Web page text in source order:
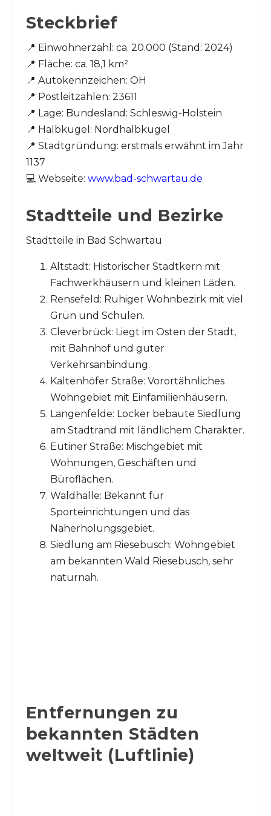
Steckbrief
📍 Einwohnerzahl: ca. 20.000 (Stand: 2024)
📍 Fläche: ca. 18,1 km²
📍 Autokennzeichen: OH
📍 Postleitzahlen: 23611
📍 Lage: Bundesland: Schleswig-Holstein
📍 Halbkugel: Nordhalbkugel
📍 Stadtgründung: erstmals erwähnt im Jahr
1137
💻 Webseite: www.bad-schwartau.de
Stadtteile und Bezirke
Stadtteile in Bad Schwartau
Altstadt: Historischer Stadtkern mit
Fachwerkhäusern und kleinen Läden.
Rensefeld: Ruhiger Wohnbezirk mit viel
Grün und Schulen.
Cleverbrück: Liegt im Osten der Stadt,
mit Bahnhof und guter
Verkehrsanbindung.
Kaltenhöfer Straße: Vorortähnliches
Wohngebiet mit Einfamilienhäusern.
Langenfelde: Locker bebaute Siedlung
am Stadtrand mit ländlichem Charakter.
Eutiner Straße: Mischgebiet mit
Wohnungen, Geschäften und
Büroflächen.
Waldhalle: Bekannt für
Sporteinrichtungen und das
Naherholungsgebiet.
Siedlung am Riesebusch: Wohngebiet
am bekannten Wald Riesebusch, sehr
naturnah.
Entfernungen zu
bekannten Städten
weltweit (Luftlinie)